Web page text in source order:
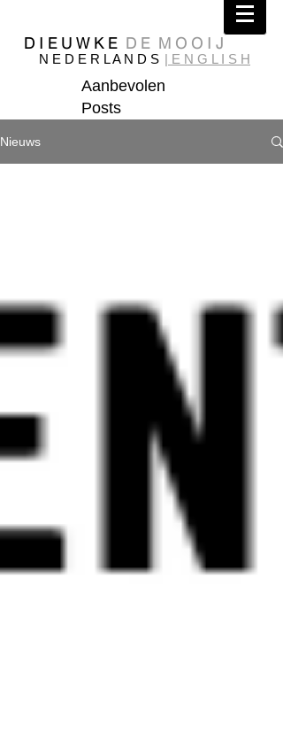
D I E U W K E D E M O O I J
N E D E R L A N D S | E N G L I S H
Aanbevolen
Posts
Nieuws